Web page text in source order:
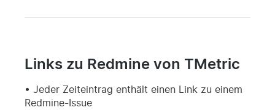
Links zu Redmine von TMetric
Jeder Zeiteintrag enthält einen Link zu einem
Redmine-Issue